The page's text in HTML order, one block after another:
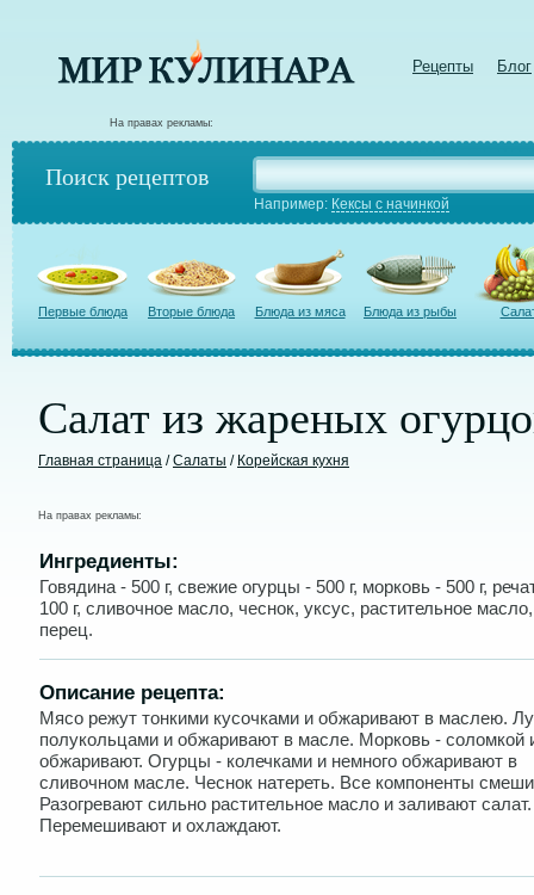
Рецепты Блог
На правах рекламы:
Поиск рецептов
Например: Кексы с начинкой
Первые блюда Вторые блюда Блюда из мяса Блюда из рыбы
Салат из жареных
Главная страница /Салаты / Корейская кухня
На правах рекламы:
Ингредиенты:
Говядина - 500 г, свежие огурцы - 500 г, морковь - 500 г,
100 г, сливочное масло, чеснок, уксус, растительное
перец.
Описание рецепта:
Мясо режут тонкими кусочками и обжаривают в маслею.
полукольцами и обжаривают в масле. Морковь - соломкой
обжаривают. Огурцы - колечками и немного обжаривают в
сливочном масле. Чеснок натереть. Все компоненты
Разогревают сильно растительное масло и заливают салат.
Перемешивают и охлаждают.